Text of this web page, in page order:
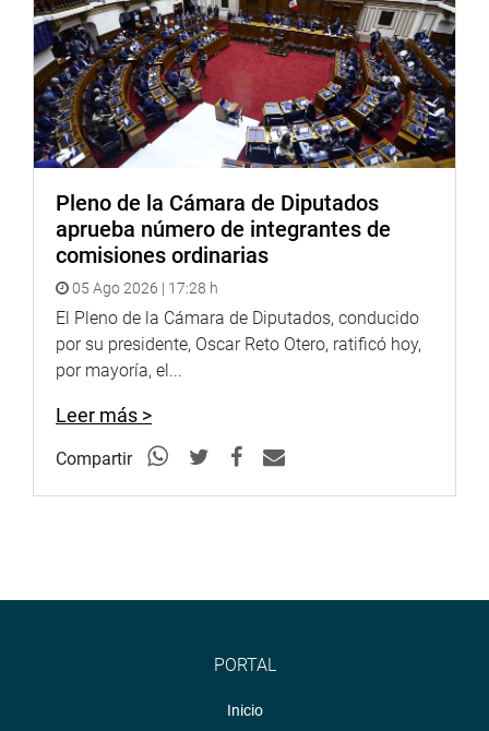
Pleno de la Cámara de Diputados
aprueba número de integrantes de
comisiones ordinarias
05 Ago 2026 | 17:28 h
El Pleno de la Cámara de Diputados, conducido
por su presidente, Oscar Reto Otero, ratificó hoy,
por mayoría, el...
Leer más >
Compartir
PORTAL
Inicio